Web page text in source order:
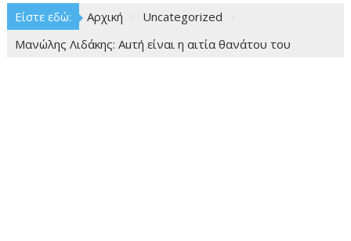
Είστε εδώ: Αρχική
Uncategorized
Μανώλης Λιδάκης: Auτή είναι η αιτία θανάτου του